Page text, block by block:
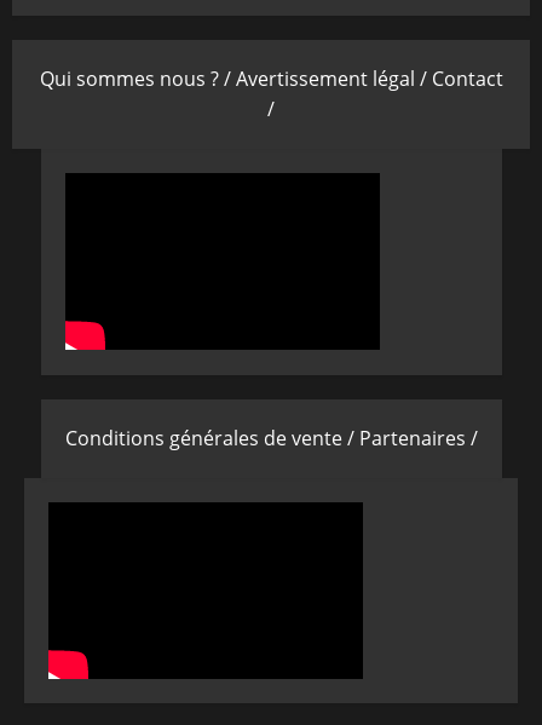
Qui sommes nous ? /Avertissement légal / Contact
/
Conditions générales de vente / Partenaires /